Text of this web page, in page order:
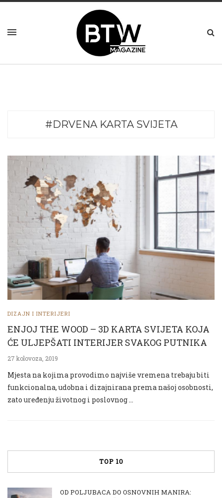
#DRVENA KARTA SVIJETA
DIZAJN I INTERIJERI
ENJOJ THE WOOD – 3D KARTA SVIJETA KOJA
ĆE ULJEPŠATI INTERIJER SVAKOG PUTNIKA
27 kolovoza, 2019
Mjesta na kojima provodimo najviše vremena trebaju biti
funkcionalna, udobna i dizajnirana prema našoj osobnosti,
zato uređenju životnog i poslovnog …
TOP 10
OD POLJUBACA DO OSNOVNIH MANIRA: